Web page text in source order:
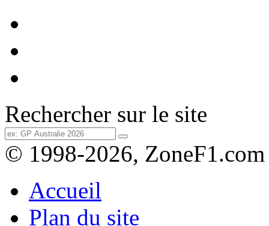
Rechercher sur le site
© 1998-2026, ZoneF1.com
Accueil
Plan du site